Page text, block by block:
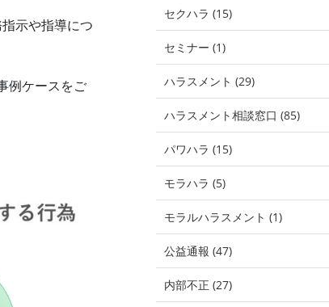
示や指導につ
例ケースをご
セクハラ (15)
セミナー (1)
ハラスメント (29)
ハラスメント相談窓口 (85)
パワハラ (15)
モラハラ (5)
モラルハラスメント (1)
公益通報 (47)
内部不正 (27)